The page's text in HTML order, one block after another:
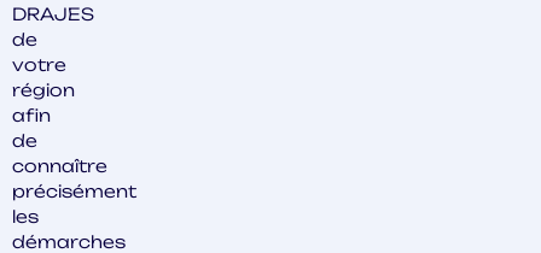
DRAJES
de
votre
région
afin
de
connaître
précisément
les
démarches